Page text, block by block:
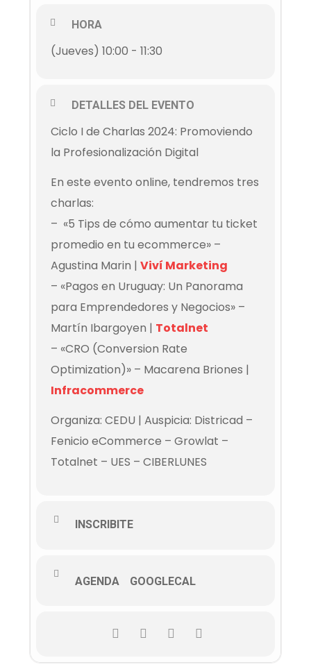
HORA
(Jueves) 10:00 - 11:30
DETALLES DEL EVENTO
Ciclo I de Charlas 2024: Promoviendo
la Profesionalización Digital
En este evento online, tendremos tres
charlas:
– «5 Tips de cómo aumentar tu ticket
promedio en tu ecommerce» –
Agustina Marin |Viví Marketing
– «Pagos en Uruguay: Un Panorama
para Emprendedores y Negocios» –
Martín Ibargoyen | Totalnet
– «CRO (Conversion Rate
Optimization)» – Macarena Briones |
Infracommerce
Organiza: CEDU | Auspicia: Districad –
Fenicio eCommerce – Growlat –
Totalnet – UES – CIBERLUNES
INSCRIBITE
AGENDA GOOGLECAL